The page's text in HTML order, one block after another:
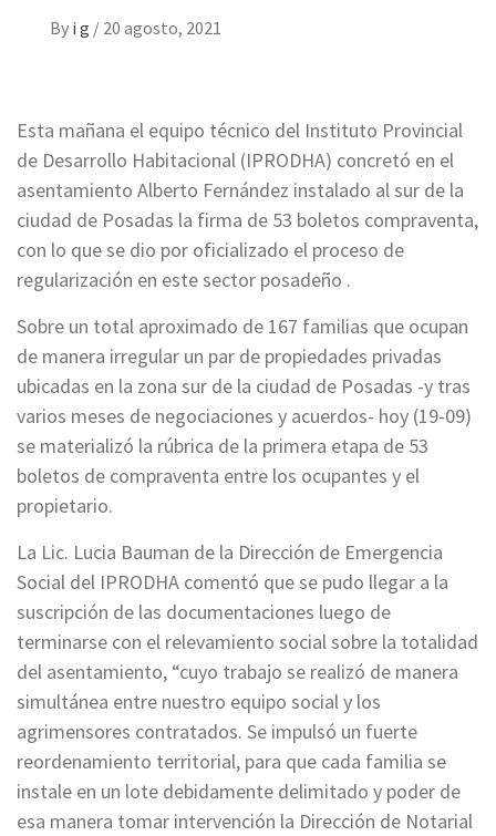
By i g / 20 agosto, 2021
Esta mañana el equipo técnico del Instituto Provincial
de Desarrollo Habitacional (IPRODHA) concretó en el
asentamiento Alberto Fernández instalado al sur de la
ciudad de Posadas la firma de 53 boletos compraventa,
con lo que se dio por oficializado el proceso de
regularización en este sector posadeño .
Sobre un total aproximado de 167 familias que ocupan
de manera irregular un par de propiedades privadas
ubicadas en la zona sur de la ciudad de Posadas -y tras
varios meses de negociaciones y acuerdos- hoy (19-09)
se materializó la rúbrica de la primera etapa de 53
boletos de compraventa entre los ocupantes y el
propietario.
La Lic. Lucia Bauman de la Dirección de Emergencia
Social del IPRODHA comentó que se pudo llegar a la
suscripción de las documentaciones luego de
terminarse con el relevamiento social sobre la totalidad
del asentamiento, “cuyo trabajo se realizó de manera
simultánea entre nuestro equipo social y los
agrimensores contratados. Se impulsó un fuerte
reordenamiento territorial, para que cada familia se
instale en un lote debidamente delimitado y poder de
esa manera tomar intervención la Dirección de Notarial